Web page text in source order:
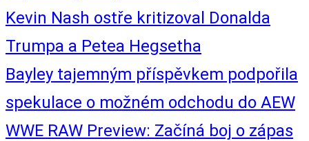
Kevin Nash ostře kritizoval Donalda
Trumpa a Petea Hegsetha
Bayley tajemným příspěvkem podpořila
spekulace o možném odchodu do AEW
WWE RAW Preview: Začíná boj o zápas